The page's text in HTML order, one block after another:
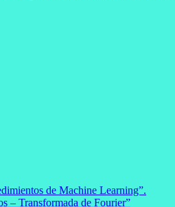
de Machine Learning”.
– Transformada de Fourier”